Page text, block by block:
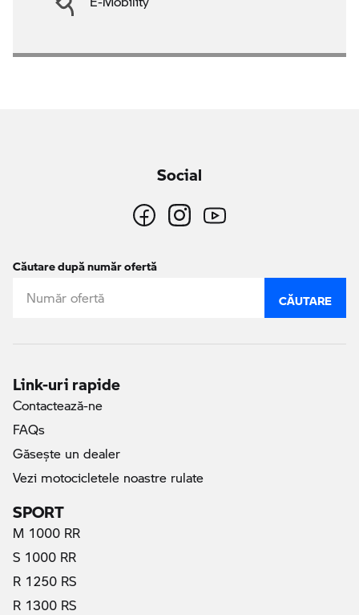
Social
Căutare după număr ofertă
CĂUTARE
Link-uri rapide
Contactează-ne
FAQs
Găseşte un dealer
Vezi motocicletele noastre rulate
SPORT
M 1000 RR
S 1000 RR
R 1250 RS
R 1300 RS